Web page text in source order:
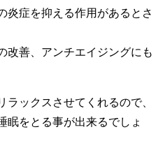
炎症を抑える作用があるとさ
改善、アンチエイジングにも
ラックスさせてくれるので、
眠をとる事が出来るでしょ